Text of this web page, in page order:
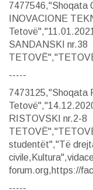
7477546,"Shoqata
INOVACIONE
SANDANSKI nr.38
-----
7473125,"Shoqata
RISTOVSKI nr.2-8
studentët","Të
forum.org,https://
-----